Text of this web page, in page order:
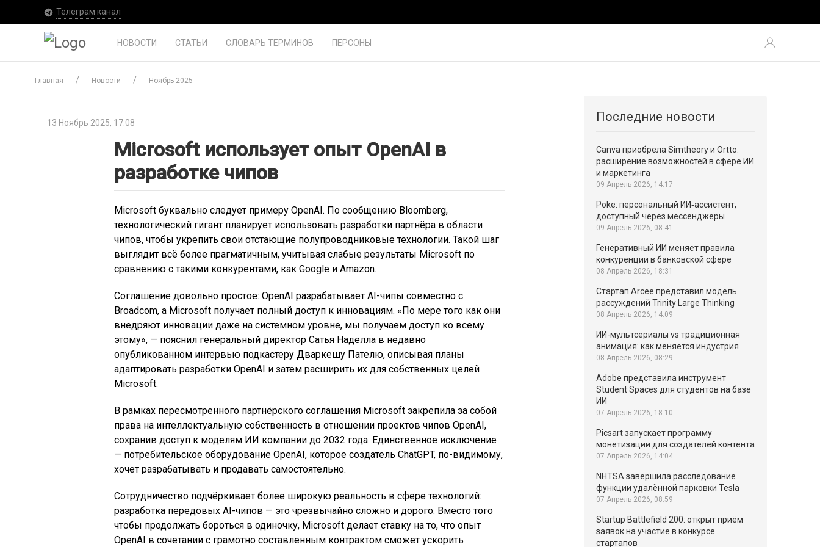
Телеграм канал
НОВОСТИ СТАТЬИ СЛОВАРЬ ТЕРМИНОВ ПЕРСОНЫ
Главная Новости Ноябрь 2025
13 Ноябрь 2025, 17:08
Microsoft использует опыт OpenAI в
разработке чипов
Microsoft буквально следует примеру OpenAI. По сообщению Bloomberg,
технологический гигант планирует использовать разработки партнёра в области
чипов, чтобы укрепить свои отстающие полупроводниковые технологии. Такой шаг
выглядит всё более прагматичным, учитывая слабые результаты Microsoft по
сравнению с такими конкурентами, как Google и Amazon.
Соглашение довольно простое: OpenAI разрабатывает AI-чипы совместно с
Broadcom, а Microsoft получает полный доступ к инновациям. «По мере того как они
внедряют инновации даже на системном уровне, мы получаем доступ ко всему
этому», — пояснил генеральный директор Сатья Наделла в недавно
опубликованном интервью подкастеру Дваркешу Пателю, описывая планы
адаптировать разработки OpenAI и затем расширить их для собственных целей
Microsoft.
В рамках пересмотренного партнёрского соглашения Microsoft закрепила за собой
права на интеллектуальную собственность в отношении проектов чипов OpenAI,
сохранив доступ к моделям ИИ компании до 2032 года. Единственное исключение
— потребительское оборудование OpenAI, которое создатель ChatGPT, по-видимому,
хочет разрабатывать и продавать самостоятельно.
Сотрудничество подчёркивает более широкую реальность в сфере технологий:
разработка передовых AI-чипов — это чрезвычайно сложно и дорого. Вместо того
чтобы продолжать бороться в одиночку, Microsoft делает ставку на то, что опыт
OpenAI в сочетании с грамотно составленным контрактом сможет ускорить
Последние новости
Canva приобрела Simtheory и Ortto:
расширение возможностей в сфере ИИ
и маркетинга
09 Апрель 2026, 14:17
Poke: персональный ИИ‑ассистент,
доступный через мессенджеры
09 Апрель 2026, 08:41
Генеративный ИИ меняет правила
конкуренции в банковской сфере
08 Апрель 2026, 18:31
Стартап Arcee представил модель
рассуждений Trinity Large Thinking
08 Апрель 2026, 14:09
ИИ-мультсериалы vs традиционная
анимация: как меняется индустрия
08 Апрель 2026, 08:29
Adobe представила инструмент
Student Spaces для студентов на базе
ИИ
07 Апрель 2026, 18:10
Picsart запускает программу
монетизации для создателей контента
07 Апрель 2026, 14:04
NHTSA завершила расследование
функции удалённой парковки Tesla
07 Апрель 2026, 08:59
Startup Battlefield 200: открыт приём
заявок на участие в конкурсе
стартапов